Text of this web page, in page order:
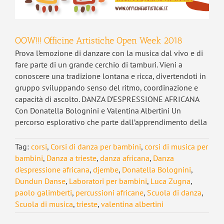
OOW!!! Officine Artistiche Open Week 2018
Prova l’emozione di danzare con la musica dal vivo e di
fare parte di un grande cerchio di tamburi. Vieni a
conoscere una tradizione lontana e ricca, divertendoti in
gruppo sviluppando senso del ritmo, coordinazione e
capacità di ascolto. DANZA D’ESPRESSIONE AFRICANA
Con Donatella Bolognini e Valentina Albertini Un
percorso esplorativo che parte dall’apprendimento della
Tag: corsi, Corsi di danza per bambini, corsi di musica per
bambini, Danza a trieste, danza africana, Danza
d'espressione africana, djembe, Donatella Bolognini,
Dundun Danse, Laboratori per bambini, Luca Zugna,
paolo galimberti, percussioni africane, Scuola di danza,
Scuola di musica, trieste, valentina albertini